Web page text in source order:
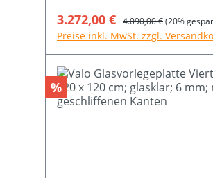
Verkaufspreis:
3.272,00 € Regulärer Preis:
4.090,00 €(20%
Preise inkl. MwSt. zzgl.
Rabatt
%